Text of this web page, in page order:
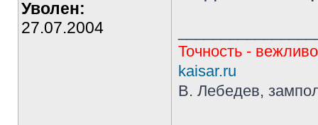
Уволен:
27.07.2004
Точность -
kaisar.ru
В. Лебедев,